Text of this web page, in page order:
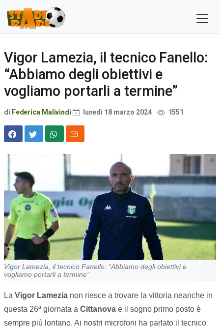
Vigor Lamezia, il tecnico Fanello:
“Abbiamo degli obiettivi e
vogliamo portarli a termine”
di Federica Malivindi lunedì 18 marzo 2024 1551
Vigor Lamezia, il tecnico Fanello: “Abbiamo degli obiettivi e
vogliamo portarli a termine”
La Vigor Lamezia non riesce a trovare la vittoria neanche in
questa 26ª giornata a Cittanova e il sogno primo posto è
sempre più lontano. Ai nostri microfoni ha parlato il tecnico